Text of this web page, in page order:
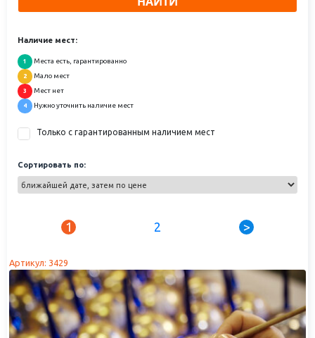
Наличие мест:
1 Места есть, гарантированно
2 Мало мест
3 Мест нет
4 Нужно уточнить наличие мест
Только с гарантированным наличием мест
Сортировать по:
1 2 >
Артикул: 3429